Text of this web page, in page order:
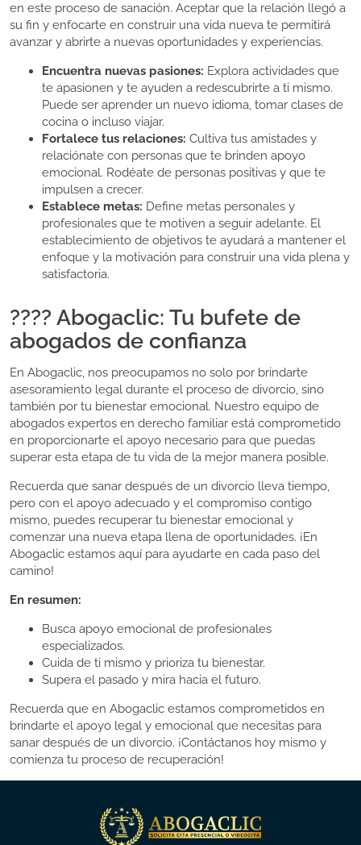
en este proceso de sanación. Aceptar que la relación llegó a
su fin y enfocarte en construir una vida nueva te permitirá
avanzar y abrirte a nuevas oportunidades y experiencias.
Encuentra nuevas pasiones: Explora actividades que
te apasionen y te ayuden a redescubrirte a ti mismo.
Puede ser aprender un nuevo idioma, tomar clases de
cocina o incluso viajar.
Fortalece tus relaciones: Cultiva tus amistades y
relaciónate con personas que te brinden apoyo
emocional. Rodéate de personas positivas y que te
impulsen a crecer.
Establece metas: Define metas personales y
profesionales que te motiven a seguir adelante. El
establecimiento de objetivos te ayudará a mantener el
enfoque y la motivación para construir una vida plena y
satisfactoria.
???? Abogaclic: Tu bufete de
abogados de confianza
En Abogaclic, nos preocupamos no solo por brindarte
asesoramiento legal durante el proceso de divorcio, sino
también por tu bienestar emocional. Nuestro equipo de
abogados expertos en derecho familiar está comprometido
en proporcionarte el apoyo necesario para que puedas
superar esta etapa de tu vida de la mejor manera posible.
Recuerda que sanar después de un divorcio lleva tiempo,
pero con el apoyo adecuado y el compromiso contigo
mismo, puedes recuperar tu bienestar emocional y
comenzar una nueva etapa llena de oportunidades. ¡En
Abogaclic estamos aquí para ayudarte en cada paso del
camino!
En resumen:
Busca apoyo emocional de profesionales
especializados.
Cuida de ti mismo y prioriza tu bienestar.
Supera el pasado y mira hacia el futuro.
Recuerda que en Abogaclic estamos comprometidos en
brindarte el apoyo legal y emocional que necesitas para
sanar después de un divorcio. ¡Contáctanos hoy mismo y
comienza tu proceso de recuperación!